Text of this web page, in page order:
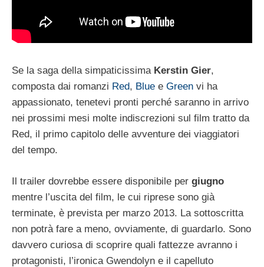
Se la saga della simpaticissima Kerstin Gier,
composta dai romanzi Red, Blue e Green vi ha
appassionato, tenetevi pronti perché saranno in arrivo
nei prossimi mesi molte indiscrezioni sul film tratto da
Red, il primo capitolo delle avventure dei viaggiatori
del tempo.
Il trailer dovrebbe essere disponibile per giugno
mentre l’uscita del film, le cui riprese sono già
terminate, è prevista per marzo 2013. La sottoscritta
non potrà fare a meno, ovviamente, di guardarlo. Sono
davvero curiosa di scoprire quali fattezze avranno i
protagonisti, l’ironica Gwendolyn e il capelluto